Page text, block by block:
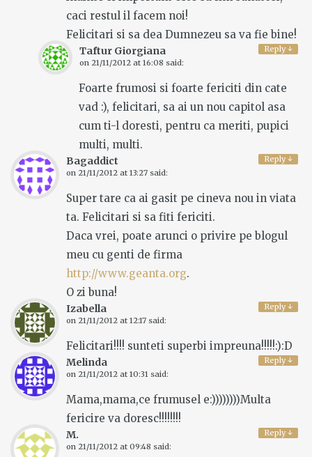
caci restul il facem noi!
Felicitari si sa dea Dumnezeu sa va fie bine!
Reply↓
Taftur Giorgiana
on 21/11/2012 at 16:08 said:
Foarte frumosi si foarte fericiti din cate
vad :), felicitari, sa ai un nou capitol asa
cum ti-l doresti, pentru ca meriti, pupici
multi, multi.
Reply↓
Bagaddict
on 21/11/2012 at 13:27 said:
Super tare ca ai gasit pe cineva nou in viata
ta. Felicitari si sa fiti fericiti.
Daca vrei, poate arunci o privire pe blogul
meu cu genti de firma
http://www.geanta.org.
O zi buna!
Reply↓
Izabella
on 21/11/2012 at 12:17 said:
Felicitari!!!! sunteti superbi impreuna!!!!!:):D
Reply↓
Melinda
on 21/11/2012 at 10:31 said:
Mama,mama,ce frumusel e:))))))))Multa
fericire va doresc!!!!!!!!
Reply↓
M.
on 21/11/2012 at 09:48 said: